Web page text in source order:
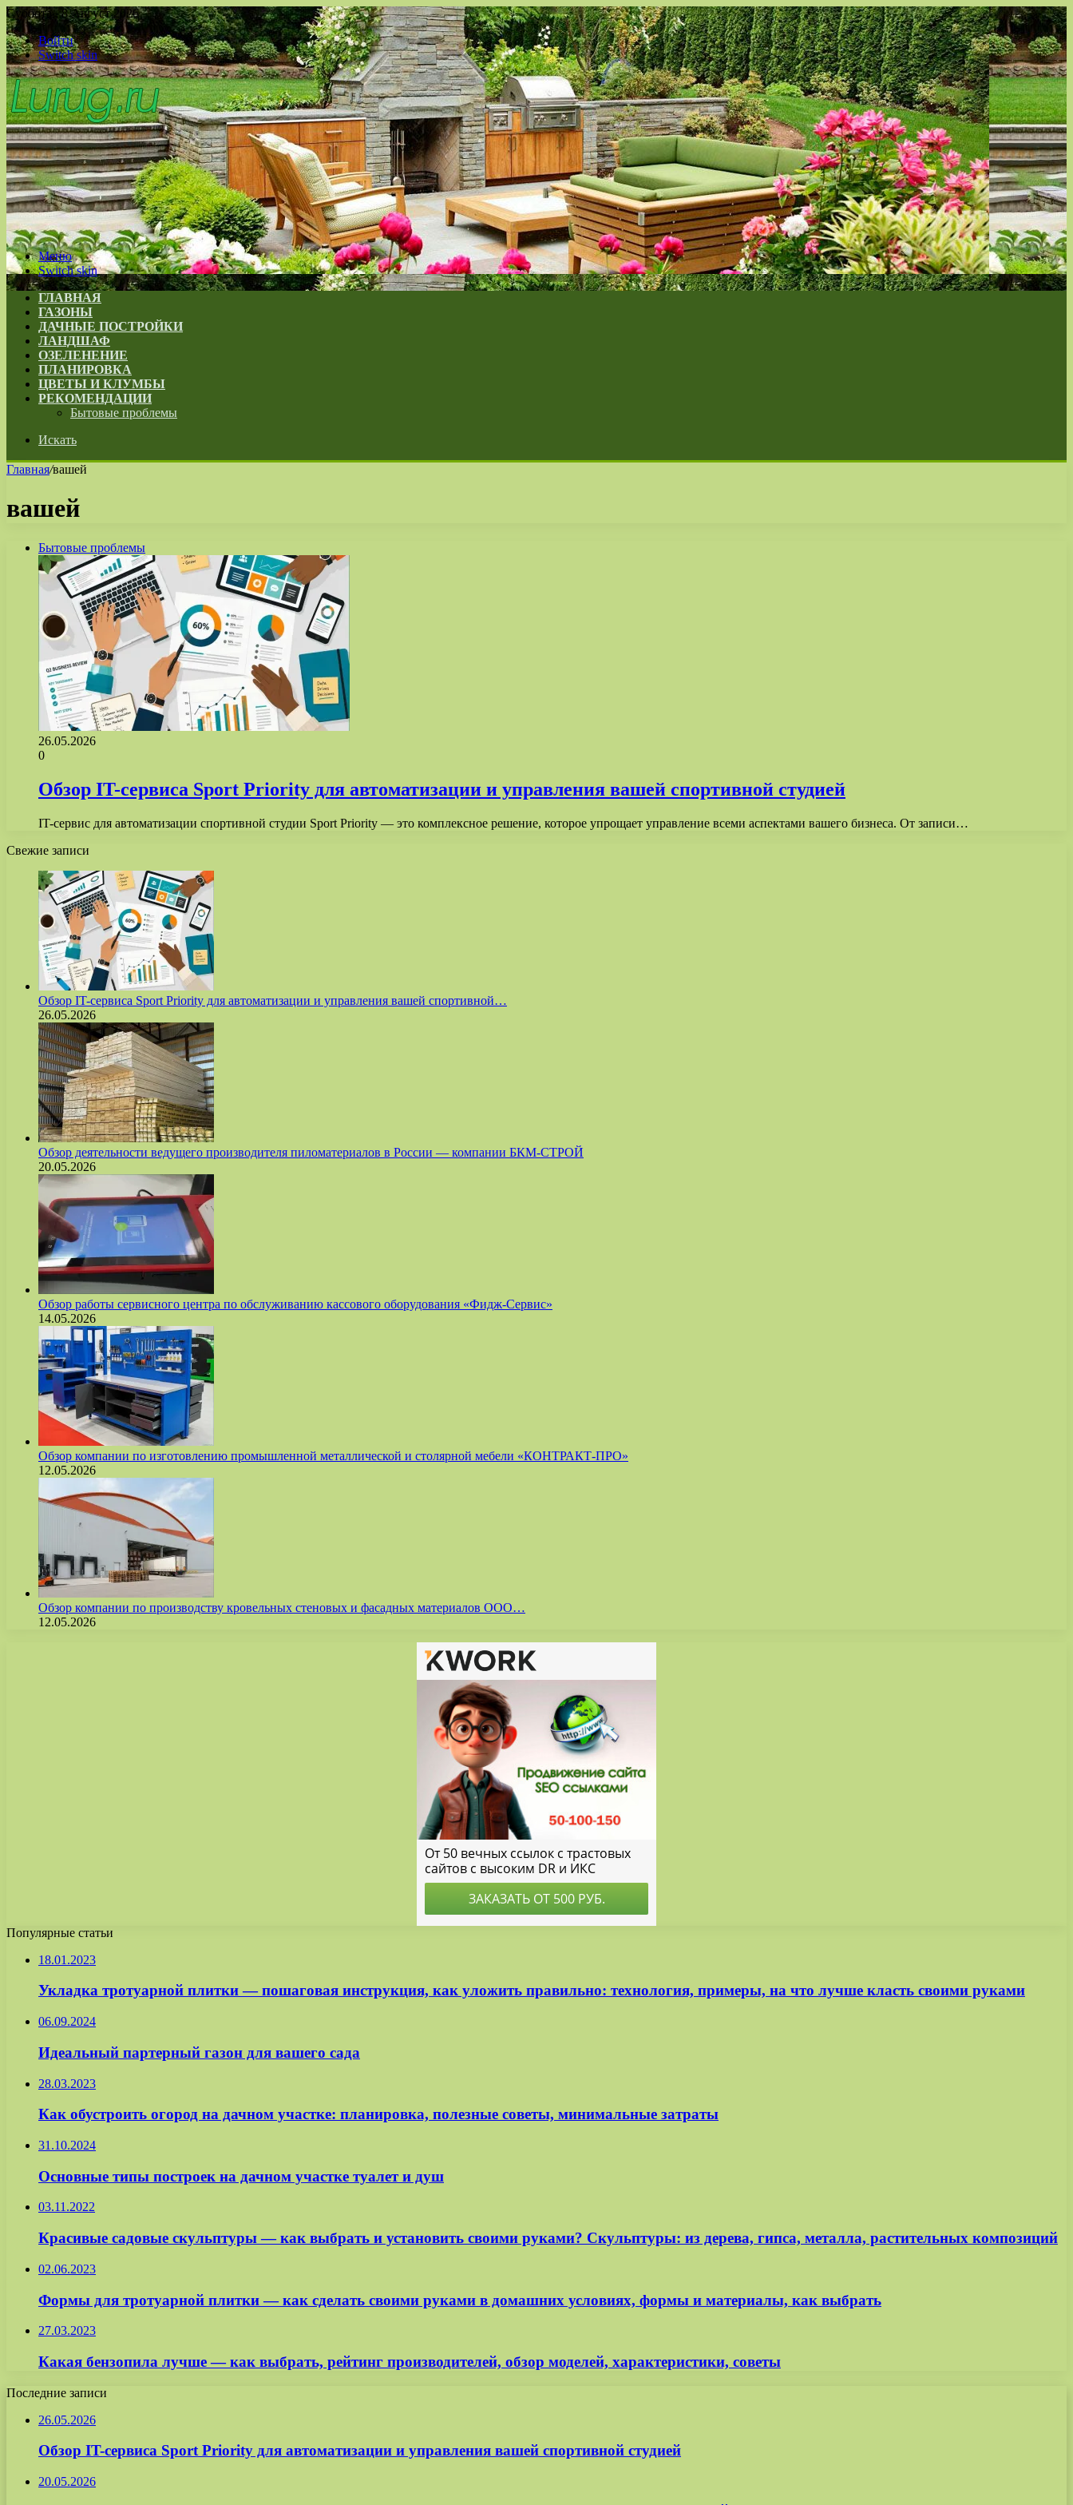
Суббота , 8 Август 2026
Войти
Switch skin
Меню
Switch skin
ГЛАВНАЯ
ГАЗОНЫ
ДАЧНЫЕ ПОСТРОЙКИ
ЛАНДШАФ
ОЗЕЛЕНЕНИЕ
ПЛАНИРОВКА
ЦВЕТЫ И КЛУМБЫ
РЕКОМЕНДАЦИИ
Бытовые проблемы
Искать
Главная/вашей
вашей
Бытовые проблемы
26.05.2026
0
Обзор IT-сервиса Sport Priority для автоматизации и управления вашей спортивной студией
IT-сервис для автоматизации спортивной студии Sport Priority — это комплексное решение, которое упрощает управление всеми аспектами вашего бизнеса. От записи…
Свежие записи
Обзор IT-сервиса Sport Priority для автоматизации и управления вашей спортивной…
26.05.2026
Обзор деятельности ведущего производителя пиломатериалов в России — компании БКМ-СТРОЙ
20.05.2026
Обзор работы сервисного центра по обслуживанию кассового оборудования «Фидж-Сервис»
14.05.2026
Обзор компании по изготовлению промышленной металлической и столярной мебели «КОНТРАКТ-ПРО»
12.05.2026
Обзор компании по производству кровельных стеновых и фасадных материалов ООО…
12.05.2026
Популярные статьи
18.01.2023
Укладка тротуарной плитки — пошаговая инструкция, как уложить правильно: технология, примеры, на что лучше класть своими руками
06.09.2024
Идеальный партерный газон для вашего сада
28.03.2023
Как обустроить огород на дачном участке: планировка, полезные советы, минимальные затраты
31.10.2024
Основные типы построек на дачном участке туалет и душ
03.11.2022
Красивые садовые скульптуры — как выбрать и установить своими руками? Скульптуры: из дерева, гипса, металла, растительных композиций
02.06.2023
Формы для тротуарной плитки — как сделать своими руками в домашних условиях, формы и материалы, как выбрать
27.03.2023
Какая бензопила лучше — как выбрать, рейтинг производителей, обзор моделей, характеристики, советы
Последние записи
26.05.2026
Обзор IT-сервиса Sport Priority для автоматизации и управления вашей спортивной студией
20.05.2026